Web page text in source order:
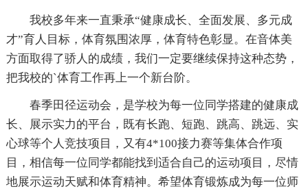
我校多年来一直秉承“健康成长、全面发展、多元成
才”育人目标，体育氛围浓厚，体育特色彰显。在音体美
方面取得了骄人的成绩，我们一定要继续保持这种态势，
把我校的`体育工作再上一个新台阶。
春季田径运动会，是学校为每一位同学搭建的健康成
长、展示实力的平台，既有长跑、短跑、跳高、跳远、实
心球等个人竞技项目，又有4*100接力赛等集体合作项
目，相信每一位同学都能找到适合自己的运动项目，尽情
地展示运动天赋和体育精神。希望体育锻炼成为每一位师